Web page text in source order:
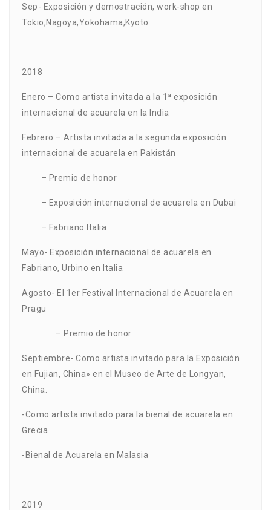
Sep- Exposición y demostración, work-shop en
Tokio,Nagoya,Yokohama,Kyoto
2018
Enero – Como artista invitada a la 1ª exposición
internacional de acuarela en la India
Febrero – Artista invitada a la segunda exposición
internacional de acuarela en Pakistán
– Premio de honor
– Exposición internacional de acuarela en Dubai
– Fabriano Italia
Mayo- Exposición internacional de acuarela en
Fabriano, Urbino en Italia
Agosto- El 1er Festival Internacional de Acuarela en
Pragu
– Premio de honor
Septiembre- Como artista invitado para la Exposición
en Fujian, China» en el Museo de Arte de Longyan,
China.
-Como artista invitado para la bienal de acuarela en
Grecia
-Bienal de Acuarela en Malasia
2019